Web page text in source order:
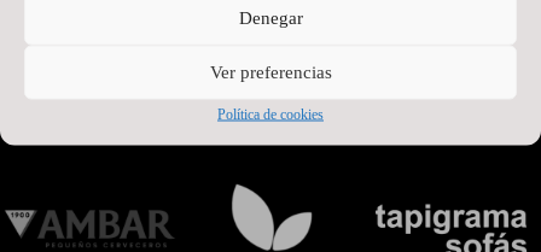
Denegar
Ver preferencias
Política de cookies
PATROCINADORES OFICIALES PREMIUM